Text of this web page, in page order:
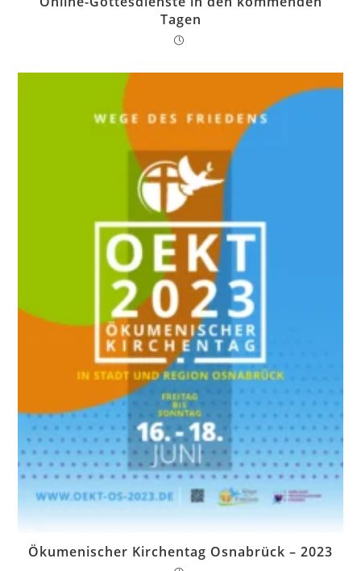
Tagen
Ökumenischer Kirchentag Osnabrück – 2023